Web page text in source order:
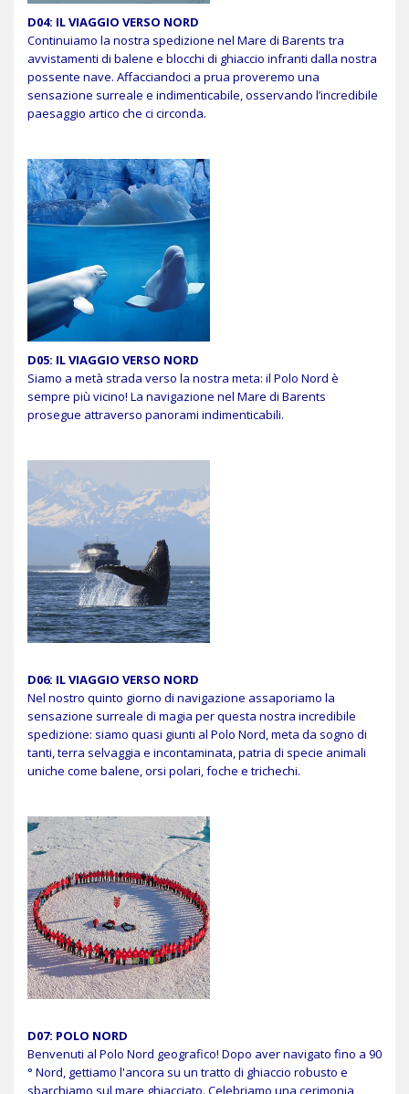
D04: IL VIAGGIO VERSO NORD
Continuiamo la nostra spedizione nel Mare di Barents tra
avvistamenti di balene e blocchi di ghiaccio infranti dalla nostra
possente nave. Affacciandoci a prua proveremo una
sensazione surreale e indimenticabile, osservando l’incredibile
paesaggio artico che ci circonda.
D05: IL VIAGGIO VERSO NORD
Siamo a metà strada verso la nostra meta: il Polo Nord è
sempre più vicino! La navigazione nel Mare di Barents
prosegue attraverso panorami indimenticabili.
D06: IL VIAGGIO VERSO NORD
Nel nostro quinto giorno di navigazione assaporiamo la
sensazione surreale di magia per questa nostra incredibile
spedizione: siamo quasi giunti al Polo Nord, meta da sogno di
tanti, terra selvaggia e incontaminata, patria di specie animali
uniche come balene, orsi polari, foche e trichechi.
D07: POLO NORD
Benvenuti al Polo Nord geografico! Dopo aver navigato fino a 90
° Nord, gettiamo l'ancora su un tratto di ghiaccio robusto e
sbarchiamo sul mare ghiacciato. Celebriamo una cerimonia